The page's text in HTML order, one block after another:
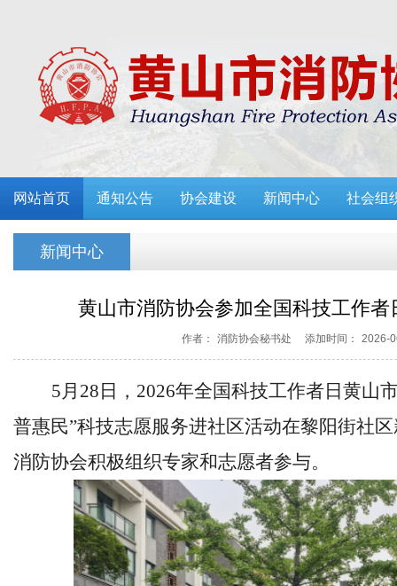
网站首页 通知公告 协会建设 新闻中心 社会组
新闻中心
黄山市消防协会参加全国科技工作
作者： 消防协会秘书处 添加时间： 2026-
5月28日，2026年全国科技工作者日黄山
普惠民”科技志愿服务进社区活动在黎阳街社
消防协会积极组织专家和志愿者参与。